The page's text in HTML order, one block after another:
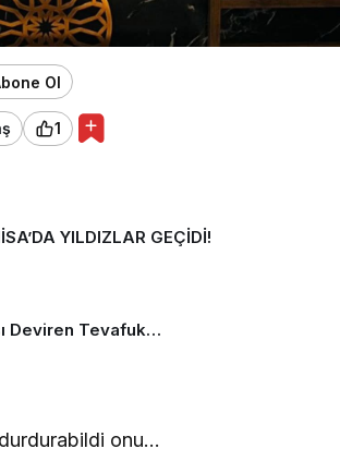
Ol
1
YILDIZLAR GEÇİDİ!
Deviren Tevafuk…
onu…